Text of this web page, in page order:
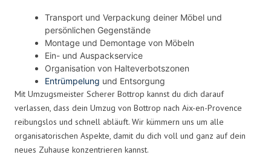
Transport und Verpackung deiner Möbel und
persönlichen Gegenstände
Montage und Demontage von Möbeln
Ein- und Auspackservice
Organisation von Halteverbotszonen
Entrümpelung und Entsorgung
Mit Umzugsmeister Scherer Bottrop kannst du dich darauf
verlassen, dass dein Umzug von Bottrop nach Aix-en-Provence
reibungslos und schnell abläuft. Wir kümmern uns um alle
organisatorischen Aspekte, damit du dich voll und ganz auf dein
neues Zuhause konzentrieren kannst.